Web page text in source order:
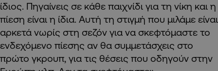
ίδιος. Πηγαίνεις σε κάθε παιχνίδι για τη νίκη και η
πίεση είναι η ίδια. Αυτή τη στιγμή που μιλάμε είναι
αρκετά νωρίς στη σεζόν για να σκεφτόμαστε το
ενδεχόμενο πίεσης αν θα συμμετάσχεις στο
πρώτο γκρουπ, για τις θέσεις που οδηγούν στην